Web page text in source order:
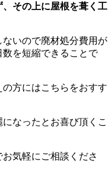
その上に屋根を葺く工
いので廃材処分費用が
を短縮できることで
方にはこちらをおすす
なったとお喜び頂くこ
気軽にご相談くださ